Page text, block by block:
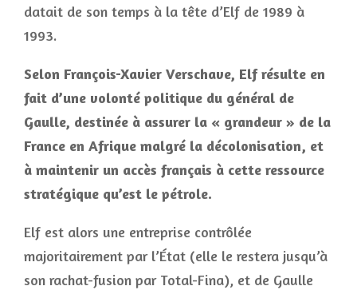
datait de son temps à la tête d’Elf de 1989 à
1993.
Selon François-Xavier Verschave, Elf résulte en
fait d’une volonté politique du général de
Gaulle, destinée à assurer la « grandeur » de la
France en Afrique malgré la décolonisation, et
à maintenir un accès français à cette ressource
stratégique qu’est le pétrole.
Elf est alors une entreprise contrôlée
majoritairement par l’État (elle le restera jusqu’à
son rachat-fusion par Total-Fina), et de Gaulle